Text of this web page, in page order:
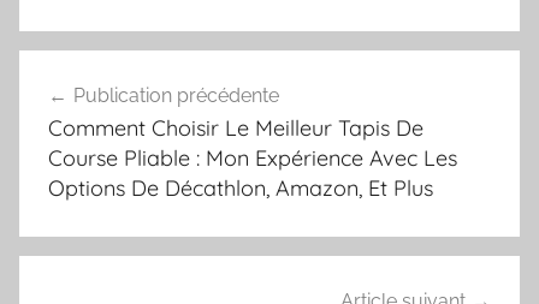
de
l’article
Publication précédente
Comment Choisir Le Meilleur Tapis De
Course Pliable : Mon Expérience Avec Les
Options De Décathlon, Amazon, Et Plus